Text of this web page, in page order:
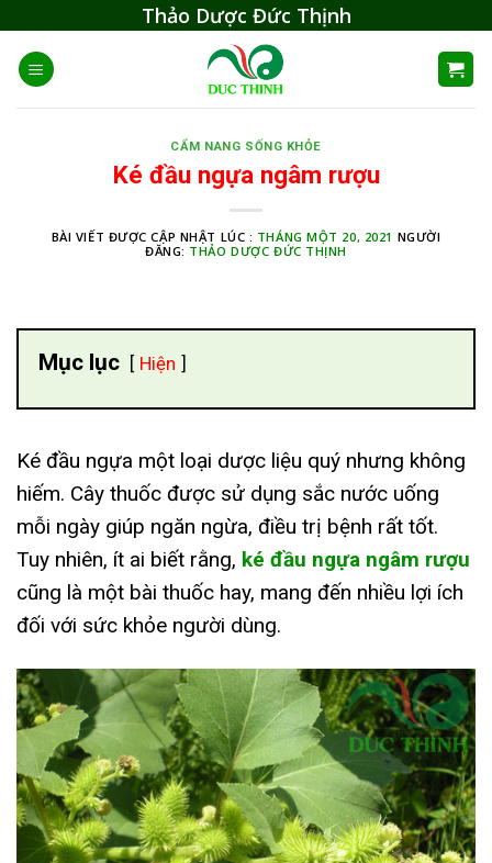
content
Thảo Dược Đức Thịnh
CẨM NANG SỐNG KHỎE
Ké đầu ngựa ngâm rượu
BÀI VIẾT ĐƯỢC CẬP NHẬT LÚC : THÁNG MỘT 20, 2021 NGƯỜI
ĐĂNG: THẢO DƯỢC ĐỨC THỊNH
Mục lục Hiện
Ké đầu ngựa một loại dược liệu quý nhưng không
hiếm. Cây thuốc được sử dụng sắc nước uống
mỗi ngày giúp ngăn ngừa, điều trị bệnh rất tốt.
Tuy nhiên, ít ai biết rằng, ké đầu ngựa ngâm rượu
cũng là một bài thuốc hay, mang đến nhiều lợi ích
đối với sức khỏe người dùng.